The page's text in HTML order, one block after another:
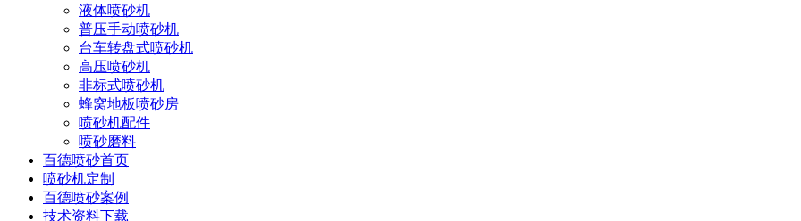
液体喷砂机
普压手动喷砂机
台车转盘式喷砂机
高压喷砂机
非标式喷砂机
蜂窝地板喷砂房
喷砂机配件
喷砂磨料
百德喷砂首页
喷砂机定制
百德喷砂案例
技术资料下载